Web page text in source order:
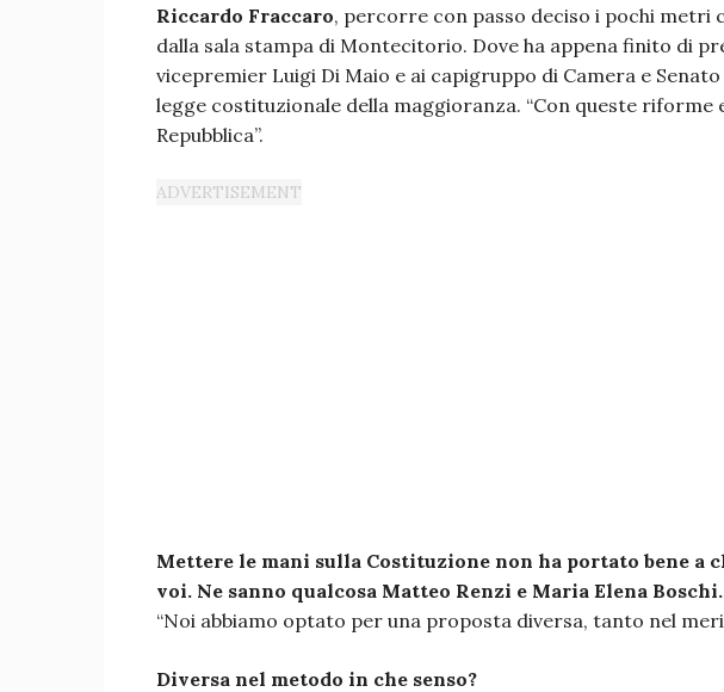
Riccardo Fraccaro, percorre con passo deciso i pochi metri
dalla sala stampa di Montecitorio. Dove ha appena finito di
vicepremier Luigi Di Maio e ai capigruppo di Camera e
legge costituzionale della maggioranza. “Con queste riforme
Repubblica”.
Mettere le mani sulla Costituzione non ha portato bene a
voi. Ne sanno qualcosa Matteo Renzi e Maria Elena
“Noi abbiamo optato per una proposta diversa, tanto nel
Diversa nel metodo in che senso?